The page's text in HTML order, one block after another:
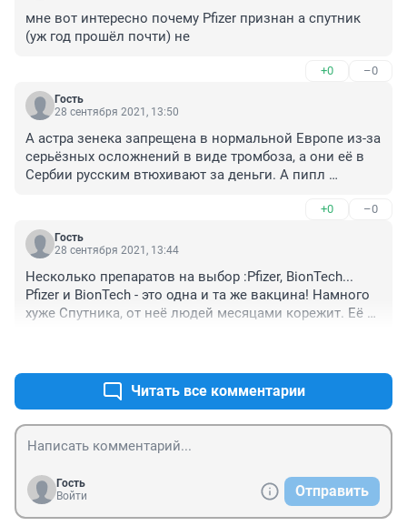
мне вот интересно почему Pfizer признан а спутник
(уж год прошёл почти) не
+0 –0
Гость
28 сентября 2021, 13:50
А астра зенека запрещена в нормальной Европе из-за
серьёзных осложнений в виде тромбоза, а они её в
Сербии русским втюхивают за деньги. А пипл
+0 –0
Гость
28 сентября 2021, 13:44
Несколько препаратов на выбор :Pfizer, BionTech...
Pfizer и BionTech - это одна и та же вакцина! Намного
хуже Спутника, от неё людей месяцами корежит. Её
летят, кто разбирается в теме.
Читать все комментарии
Гость
Войти
Отправить